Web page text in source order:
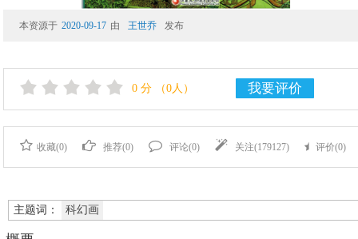
本资源于 2020-09-17 由 王世乔 发布
0 分 （0人） 我要评价
收藏(0) 推荐(0) 评论(0) 关注(179127) 评价(0)
主题词： 科幻画